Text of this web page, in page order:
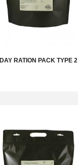
DAY RATION PACK TYPE 2